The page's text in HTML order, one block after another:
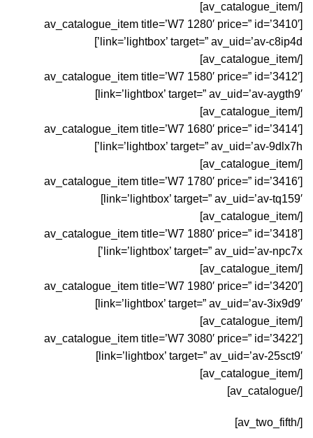
[/av_catalogue_item]
[av_catalogue_item title=’W7 1280′ price=” id=’3410′
link=’lightbox’ target=” av_uid=’av-c8ip4d’]
[/av_catalogue_item]
[av_catalogue_item title=’W7 1580′ price=” id=’3412′
link=’lightbox’ target=” av_uid=’av-aygth9′]
[/av_catalogue_item]
[av_catalogue_item title=’W7 1680′ price=” id=’3414′
link=’lightbox’ target=” av_uid=’av-9dlx7h’]
[/av_catalogue_item]
[av_catalogue_item title=’W7 1780′ price=” id=’3416′
link=’lightbox’ target=” av_uid=’av-tq159′]
[/av_catalogue_item]
[av_catalogue_item title=’W7 1880′ price=” id=’3418′
link=’lightbox’ target=” av_uid=’av-npc7x’]
[/av_catalogue_item]
[av_catalogue_item title=’W7 1980′ price=” id=’3420′
link=’lightbox’ target=” av_uid=’av-3ix9d9′]
[/av_catalogue_item]
[av_catalogue_item title=’W7 3080′ price=” id=’3422′
link=’lightbox’ target=” av_uid=’av-25sct9′]
[/av_catalogue_item]
[/av_catalogue]
[/av_two_fifth]